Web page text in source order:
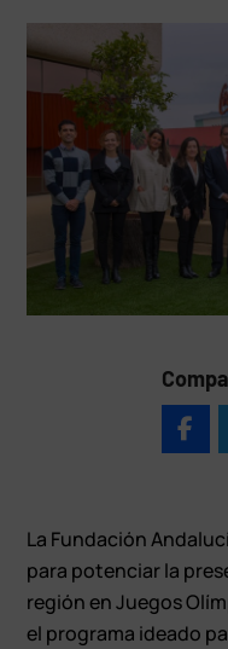
La Fundación
para potenciar la
región en Juegos
el programa ideado